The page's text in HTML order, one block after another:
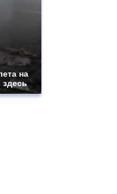
на
здесь